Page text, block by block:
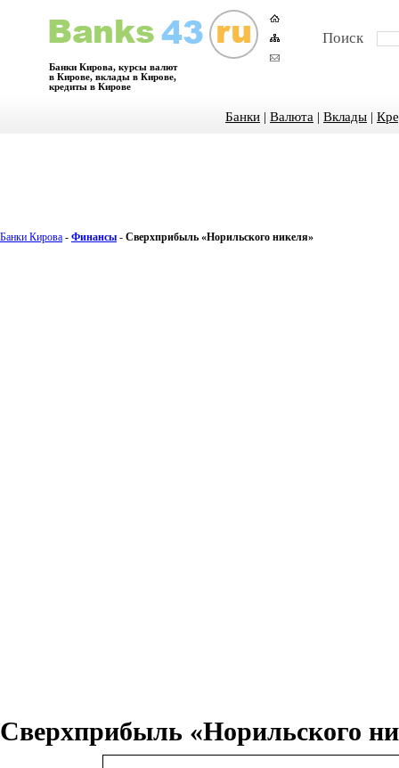
Банки Кирова, курсы валют
в Кирове, вклады в Кирове,
кредиты в Кирове
Поиск
Банки | Валюта | Вклады |
Банки Кирова - Финансы - Сверхприбыль «Норильского никеля»
Сверхприбыль «Норильского